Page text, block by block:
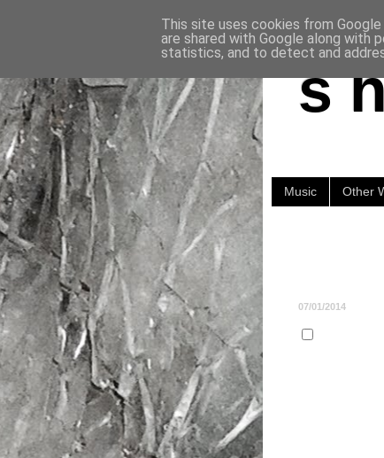
s
Music Other
07/01/2014
This site uses cookies from
are shared with Google along with
statistics, and to detect and